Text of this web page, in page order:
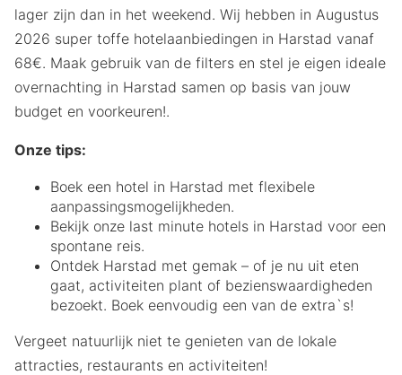
lager zijn dan in het weekend. Wij hebben in Augustus
2026 super toffe hotelaanbiedingen in Harstad vanaf
68€. Maak gebruik van de filters en stel je eigen ideale
overnachting in Harstad samen op basis van jouw
budget en voorkeuren!.
Onze tips:
Boek een hotel in Harstad met flexibele
aanpassingsmogelijkheden.
Bekijk onze last minute hotels in Harstad voor een
spontane reis.
Ontdek Harstad met gemak – of je nu uit eten
gaat, activiteiten plant of bezienswaardigheden
bezoekt. Boek eenvoudig een van de extra`s!
Vergeet natuurlijk niet te genieten van de lokale
attracties, restaurants en activiteiten!